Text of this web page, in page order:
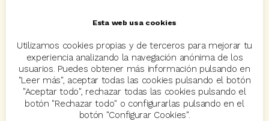
acuerdo Acuerdos Allianz asisa autos
Avant2 Avant2 Sales Manager ayudas Bcover
Carlos Rovira Codeoscopic Codeoscopic Academy
Codeoscopic Workspace Coverize Decesos
Esta web usa cookies
Utilizamos cookies propias y de terceros para mejorar tu
experiencia analizando la navegación anónima de los
usuarios. Puedes obtener más información pulsando en
"Leer más", aceptar todas las cookies pulsando el botón
"Aceptar todo", rechazar todas las cookies pulsando el
botón "Rechazar todo" o configurarlas pulsando en el
botón "Configurar Cookies".